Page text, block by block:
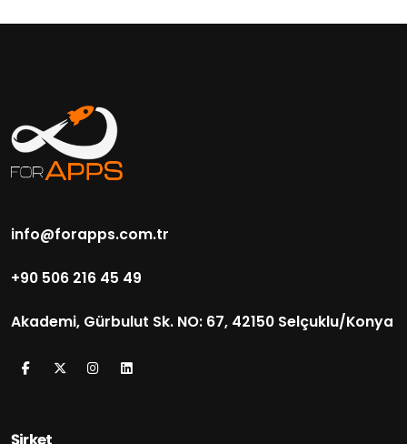
info@forapps.com.tr
+90 506 216 45 49
Akademi, Gürbulut Sk. NO: 67, 42150 Selçuklu/Konya
Şirket